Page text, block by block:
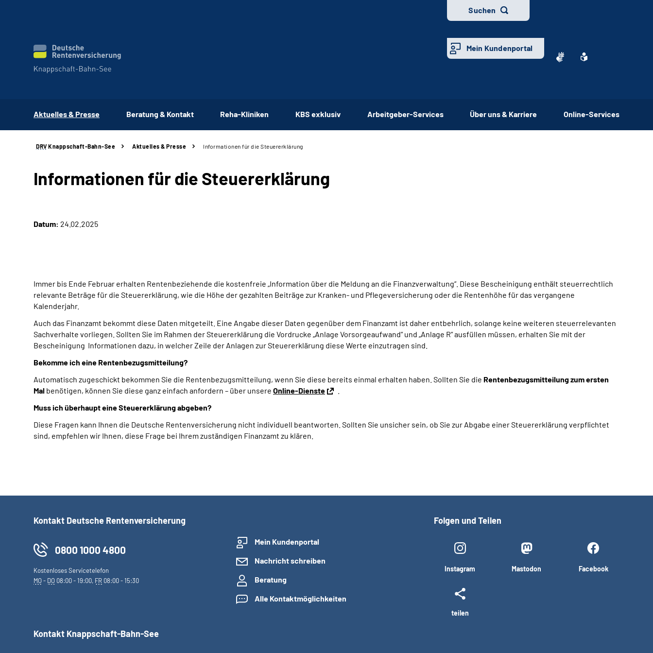
Suchen
Mein Kundenportal
Aktuelles & Presse Beratung & Kontakt Reha-Kliniken KBS exklusiv Arbeitgeber-Services Über uns & Karriere Online-Services
DRV Knappschaft-Bahn-See Aktuelles & Presse Informationen für die Steuererklärung
Informationen für die Steuererklärung
Datum: 24.02.2025
Immer bis Ende Februar erhalten Rentenbeziehende die kostenfreie „Information über die Meldung an die Finanzverwaltung“. Diese Bescheinigung enthält steuerrechtlich
relevante Beträge für die Steuererklärung, wie die Höhe der gezahlten Beiträge zur Kranken- und Pflegeversicherung oder die Rentenhöhe für das vergangene
Kalenderjahr.
Auch das Finanzamt bekommt diese Daten mitgeteilt. Eine Angabe dieser Daten gegenüber dem Finanzamt ist daher entbehrlich, solange keine weiteren steuerrelevanten
Sachverhalte vorliegen. Sollten Sie im Rahmen der Steuererklärung die Vordrucke „Anlage Vorsorgeaufwand“ und „Anlage R“ ausfüllen müssen, erhalten Sie mit der
Bescheinigung Informationen dazu, in welcher Zeile der Anlagen zur Steuererklärung diese Werte einzutragen sind.
Bekomme ich eine Rentenbezugsmitteilung?
Automatisch zugeschickt bekommen Sie die Rentenbezugsmitteilung, wenn Sie diese bereits einmal erhalten haben. Sollten Sie die Rentenbezugsmitteilung zum ersten
Mal benötigen, können Sie diese ganz einfach anfordern – über unsere Online-Dienste
Muss ich überhaupt eine Steuererklärung abgeben?
Diese Fragen kann Ihnen die Deutsche Rentenversicherung nicht individuell beantworten. Sollten Sie unsicher sein, ob Sie zur Abgabe einer Steuererklärung verpflichtet
sind, empfehlen wir Ihnen, diese Frage bei Ihrem zuständigen Finanzamt zu klären.
Kontakt Deutsche Rentenversicherung
0800 1000 4800
Kostenloses Servicetelefon
MO- DO 08:00 - 19:00, FR 08:00 - 15:30
Mein Kundenportal
Nachricht schreiben
Beratung
Alle Kontaktmöglichkeiten
Kontakt Knappschaft-Bahn-See
Folgen und Teilen
Instagram Mastodon Facebook
teilen